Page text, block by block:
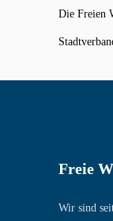
Die Freien
Freie
Wir sind